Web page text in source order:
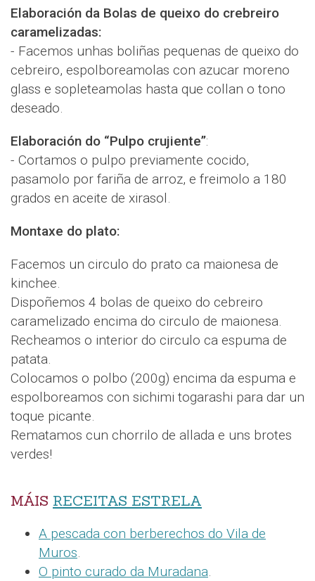
Elaboración da Bolas de queixo do crebreiro
caramelizadas:
- Facemos unhas boliñas pequenas de queixo do
cebreiro, espolboreamolas con azucar moreno
glass e sopleteamolas hasta que collan o tono
deseado.
Elaboración do “Pulpo crujiente”:
- Cortamos o pulpo previamente cocido,
pasamolo por fariña de arroz, e freimolo a 180
grados en aceite de xirasol.
Montaxe do plato:
Facemos un circulo do prato ca maionesa de
kinchee.
Dispoñemos 4 bolas de queixo do cebreiro
caramelizado encima do circulo de maionesa.
Recheamos o interior do circulo ca espuma de
patata.
Colocamos o polbo (200g) encima da espuma e
espolboreamos con sichimi togarashi para dar un
toque picante.
Rematamos cun chorrilo de allada e uns brotes
verdes!
MÁIS RECEITAS ESTRELA
A pescada con berberechos do Vila de
Muros.
O pinto curado da Muradana.